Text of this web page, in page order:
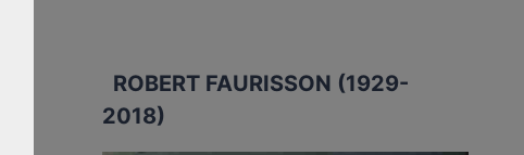
ROBERT FAURISSON (1929-
2018)